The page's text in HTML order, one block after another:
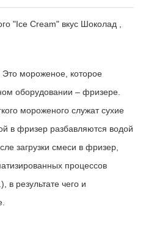
"Ice Cream" вкус Шоколад ,
Это мороженое, которое
оборудовании – фризере.
мороженого служат сухие
в фризер разбавляются водой
загрузки смеси в фризер,
процессов
в результате чего и